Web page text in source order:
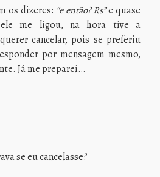
os dizeres: “e então? Rs”e quase
ele me ligou, na hora tive a
cancelar, pois se preferiu
por mensagem mesmo,
Já me preparei…
se eu cancelasse?